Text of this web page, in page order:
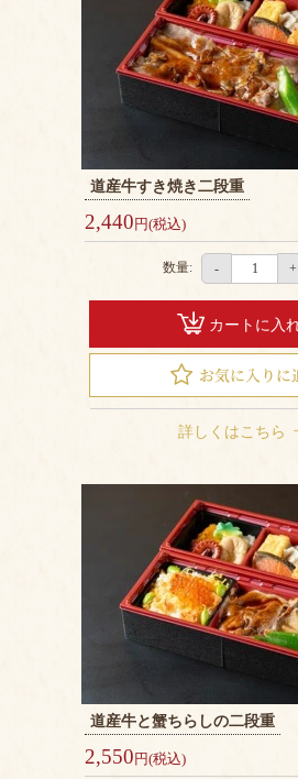
道産牛すき焼き二段重
2,440 円(税込)
数量: - +
カートに入
詳しくはこちら
道産牛と蟹ちらしの二段重
2,550円(税込)